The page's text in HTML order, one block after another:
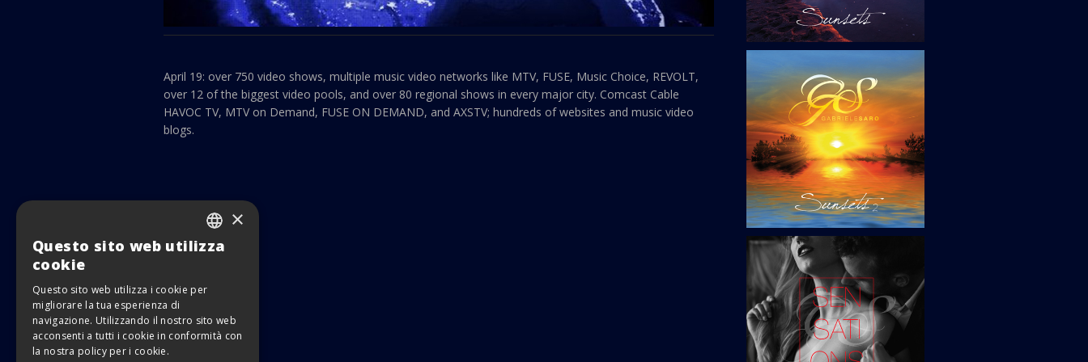
April 19: over 750 video shows, multiple music video networks like MTV, FUSE, Music Choice, REVOLT,
over 12 of the biggest video pools, and over 80 regional shows in every major city. Comcast Cable
HAVOC TV, MTV on Demand, FUSE ON DEMAND, and AXSTV; hundreds of websites and music video
blogs.
ITALIAN
×
Questo sito web utilizza
cookie
Questo sito web utilizza i cookie per
migliorare la tua esperienza di
navigazione. Utilizzando il nostro sito web
acconsenti a tutti i cookie in conformità con
la nostra policy per i cookie.